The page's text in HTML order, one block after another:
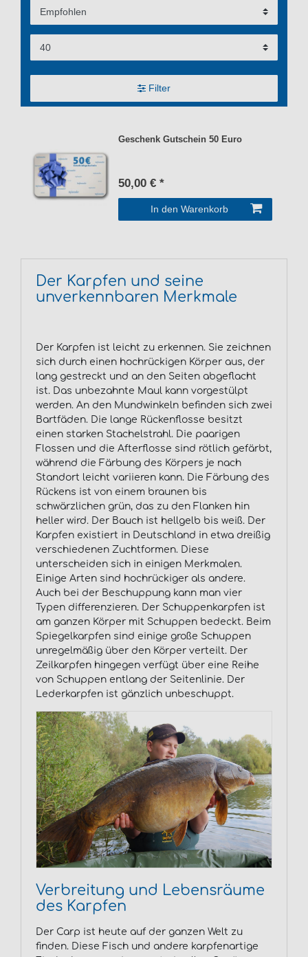
Filter
Geschenk Gutschein 50 Euro
50,00 € *
In den Warenkorb
Der Karpfen und seine
unverkennbaren Merkmale
Der Karpfen ist leicht zu erkennen. Sie zeichnen
sich durch einen hochrückigen Körper aus, der
lang gestreckt und an den Seiten abgeflacht
ist. Das unbezahnte Maul kann vorgestülpt
werden. An den Mundwinkeln befinden sich zwei
Bartfäden. Die lange Rückenflosse besitzt
einen starken Stachelstrahl. Die paarigen
Flossen und die Afterflosse sind rötlich gefärbt,
während die Färbung des Körpers je nach
Standort leicht variieren kann. Die Färbung des
Rückens ist von einem braunen bis
schwärzlichen grün, das zu den Flanken hin
heller wird. Der Bauch ist hellgelb bis weiß. Der
Karpfen existiert in Deutschland in etwa dreißig
verschiedenen Zuchtformen. Diese
unterscheiden sich in einigen Merkmalen.
Einige Arten sind hochrückiger als andere.
Auch bei der Beschuppung kann man vier
Typen differenzieren. Der Schuppenkarpfen ist
am ganzen Körper mit Schuppen bedeckt. Beim
Spiegelkarpfen sind einige große Schuppen
unregelmäßig über den Körper verteilt. Der
Zeilkarpfen hingegen verfügt über eine Reihe
von Schuppen entlang der Seitenlinie. Der
Lederkarpfen ist gänzlich unbeschuppt.
Verbreitung und Lebensräume
des Karpfen
Der Carp ist heute auf der ganzen Welt zu
finden. Diese Fisch und andere karpfenartige